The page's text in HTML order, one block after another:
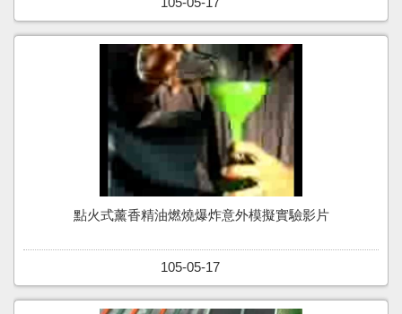
點火式薰香精油燃燒爆炸意外模擬實驗影片
105-05-17